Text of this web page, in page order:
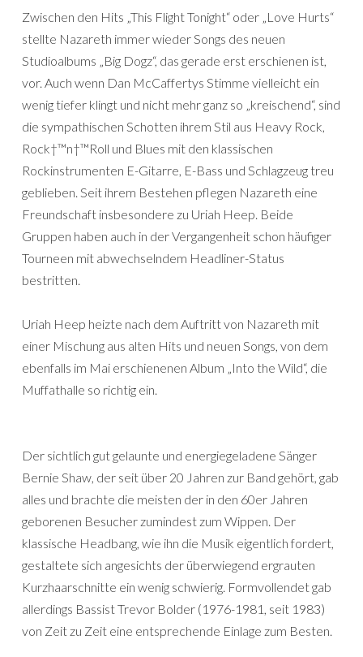
Zwischen den Hits „This Flight Tonight“ oder „Love Hurts“
stellte Nazareth immer wieder Songs des neuen
Studioalbums „Big Dogz“, das gerade erst erschienen ist,
vor. Auch wenn Dan McCaffertys Stimme vielleicht ein
wenig tiefer klingt und nicht mehr ganz so „kreischend“, sind
die sympathischen Schotten ihrem Stil aus Heavy Rock,
Rock†™n†™Roll und Blues mit den klassischen
Rockinstrumenten E-Gitarre, E-Bass und Schlagzeug treu
geblieben. Seit ihrem Bestehen pflegen Nazareth eine
Freundschaft insbesondere zu Uriah Heep. Beide
Gruppen haben auch in der Vergangenheit schon häufiger
Tourneen mit abwechselndem Headliner-Status
bestritten.
Uriah Heep heizte nach dem Auftritt von Nazareth mit
einer Mischung aus alten Hits und neuen Songs, von dem
ebenfalls im Mai erschienenen Album „Into the Wild“, die
Muffathalle so richtig ein.
Der sichtlich gut gelaunte und energiegeladene Sänger
Bernie Shaw, der seit über 20 Jahren zur Band gehört, gab
alles und brachte die meisten der in den 60er Jahren
geborenen Besucher zumindest zum Wippen. Der
klassische Headbang, wie ihn die Musik eigentlich fordert,
gestaltete sich angesichts der überwiegend ergrauten
Kurzhaarschnitte ein wenig schwierig. Formvollendet gab
allerdings Bassist Trevor Bolder (1976-1981, seit 1983)
von Zeit zu Zeit eine entsprechende Einlage zum Besten.